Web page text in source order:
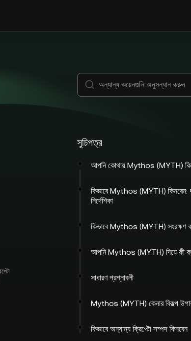
সুচিপত্র
আপনি কোথায় Mythos (MYTH)
কিভাবে Mythos (MYTH) কিনবেন:
নির্দেশিকা
কিভাবে Mythos (MYTH) সংরক্ষণ
আপনি Mythos (MYTH) দিয়ে কী
সাধারণ প্রশ্নাবলী
Mythos (MYTH) কেনার বিকল্প
কিভাবে অন্যান্য ক্রিপ্টো সম্পদ কিনবেন